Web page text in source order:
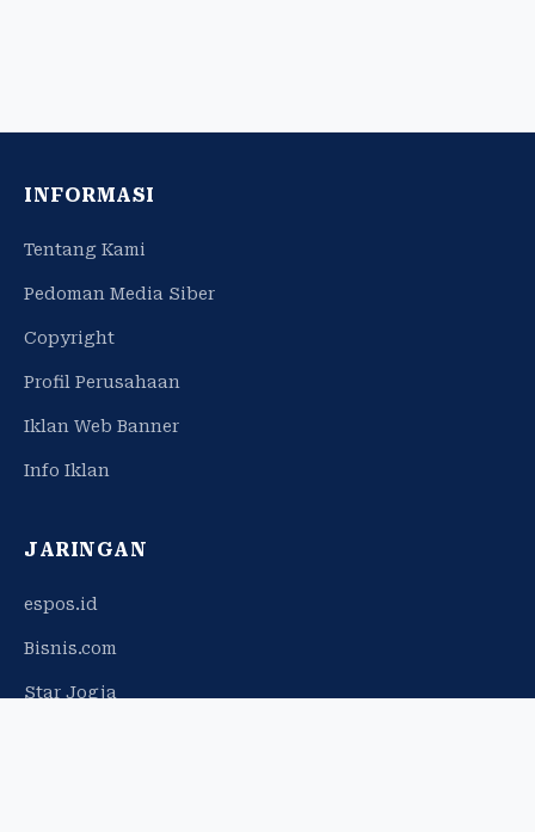
INFORMASI
Tentang Kami
Pedoman Media Siber
Copyright
Profil Perusahaan
Iklan Web Banner
Info Iklan
JARINGAN
espos.id
Bisnis.com
Star Jogja